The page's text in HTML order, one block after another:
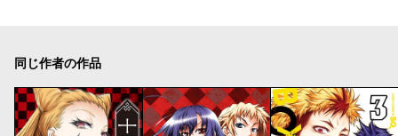
同じ作者の作品